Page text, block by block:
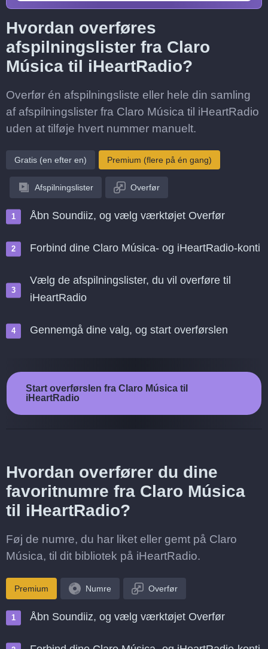
Hvordan overføres
afspilningslister fra Claro
Música til iHeartRadio?
Overfør én afspilningsliste eller hele din samling
af afspilningslister fra Claro Música til iHeartRadio
uden at tilføje hvert nummer manuelt.
Gratis (en efter en) Premium (flere på én gang)
Afspilningslister Overfør
Åbn Soundiiz, og vælg værktøjet Overfør
Forbind dine Claro Música- og iHeartRadio-konti
Vælg de afspilningslister, du vil overføre til
iHeartRadio
Gennemgå dine valg, og start overførslen
Start overførslen fra Claro Música til
iHeartRadio
Hvordan overfører du dine
favoritnumre fra Claro Música
til iHeartRadio?
Føj de numre, du har liket eller gemt på Claro
Música, til dit bibliotek på iHeartRadio.
Premium Numre Overfør
Åbn Soundiiz, og vælg værktøjet Overfør